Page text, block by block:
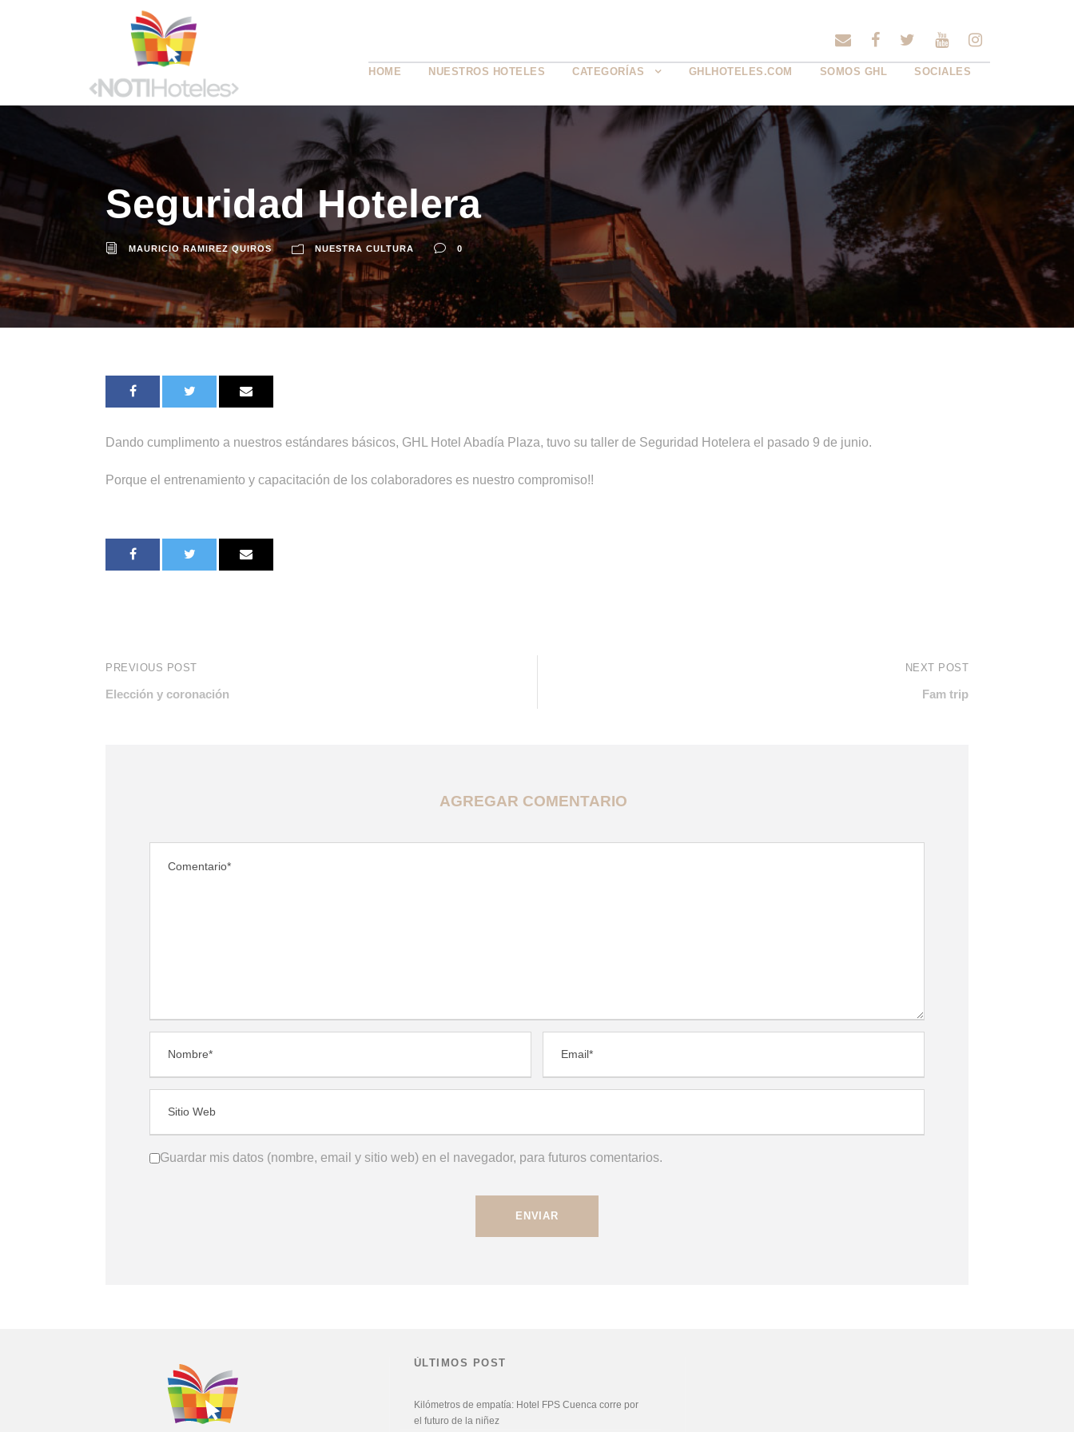
HOME NUESTROS HOTELES CATEGORÍAS GHLHOTELES.COM SOMOS GHL SOCIALES
Seguridad Hotelera
MAURICIO RAMIREZ QUIROS NUESTRA CULTURA 0
Dando cumplimento a nuestros estándares básicos, GHL Hotel Abadía Plaza, tuvo su taller de Seguridad Hotelera el pasado 9 de junio.
Porque el entrenamiento y capacitación de los colaboradores es nuestro compromiso!!
PREVIOUS POST
Elección y coronación
NEXT POST
Fam trip
AGREGAR COMENTARIO
Guardar mis datos (nombre, email y sitio web) en el navegador, para futuros comentarios.
ÚLTIMOS POST
Kilómetros de empatía: Hotel FPS Cuenca corre por
el futuro de la niñez